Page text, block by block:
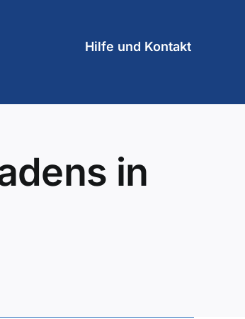
Hilfe und Kontakt
in